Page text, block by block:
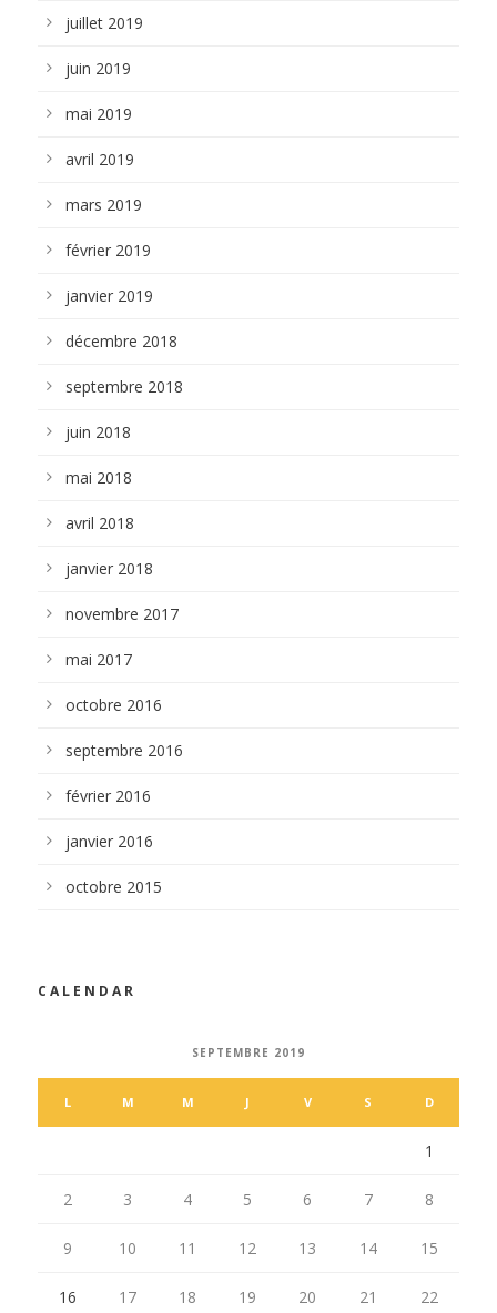
juillet 2019
juin 2019
mai 2019
avril 2019
mars 2019
février 2019
janvier 2019
décembre 2018
septembre 2018
juin 2018
mai 2018
avril 2018
janvier 2018
novembre 2017
mai 2017
octobre 2016
septembre 2016
février 2016
janvier 2016
octobre 2015
CALENDAR
SEPTEMBRE 2019
L M M J V S D
1
2 3 4 5 6 7 8
9 10 11 12 13 14 15
16 17 18 19 20 21 22